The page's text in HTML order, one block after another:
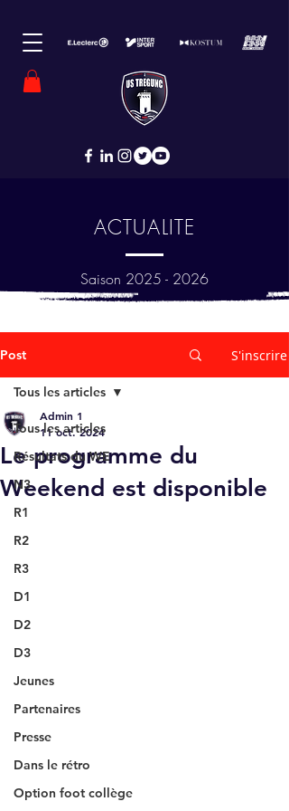
ACTUALITE
Saison 2025 - 2026
Post S'inscrire
Tous les articles
Résultats du WE
N3
R1
R2
R3
D1
D2
D3
Jeunes
Partenaires
Presse
Dans le rétro
Option foot collège
Tous les articles
Le programme du
Weekend est disponible
Admin 1
11 oct. 2024